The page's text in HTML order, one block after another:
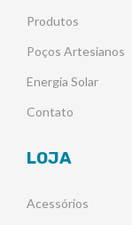
Produtos
Poços Artesianos
Energia Solar
Contato
LOJA
Acessórios